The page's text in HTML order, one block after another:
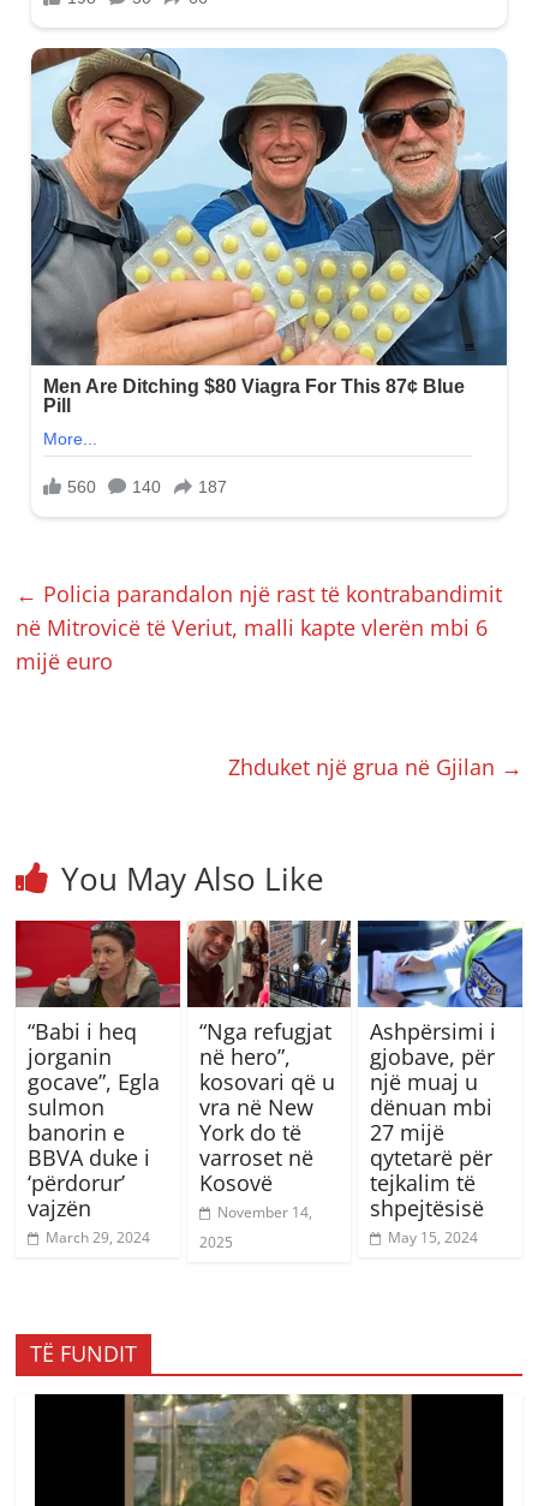
← Policia parandalon një rast të kontrabandimit
në Mitrovicë të Veriut, malli kapte vlerën mbi 6
mijë euro
Zhduket një grua në Gjilan →
You May Also Like
“Babi i heq
jorganin
gocave”, Egla
sulmon
banorin e
BBVA duke i
‘përdorur’
vajzën
March 29, 2024
“Nga refugjat
në hero”,
kosovari që u
vra në New
York do të
varroset në
Kosovë
November 14,
2025
Ashpërsimi i
gjobave, për
një muaj u
dënuan mbi
27 mijë
qytetarë për
tejkalim të
shpejtësisë
May 15, 2024
TË FUNDIT